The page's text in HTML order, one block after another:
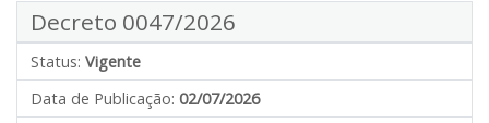
Decreto 0047/2026
Status: Vigente
Data de Publicação: 02/07/2026